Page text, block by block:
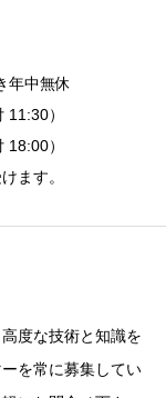
年中無休
）
）
ます。
度な技術と知識を
を常に募集してい